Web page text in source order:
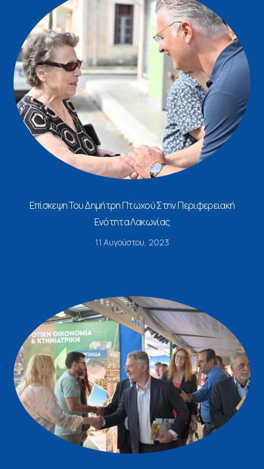
Επίσκεψη Του Δημήτρη Πτωχού Στην Περιφερειακή
Ενότητα Λακωνίας
11 Αυγούστου, 2023